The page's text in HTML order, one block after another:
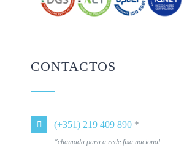
CONTACTOS
(+351) 219 409 890 *
*chamada para a rede fixa nacional